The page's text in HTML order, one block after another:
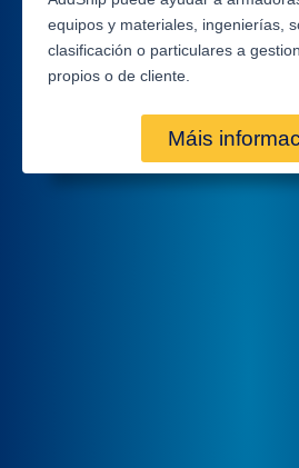
equipos y materiales, ingenierías,
clasificación o particulares a
propios o de cliente.
Máis